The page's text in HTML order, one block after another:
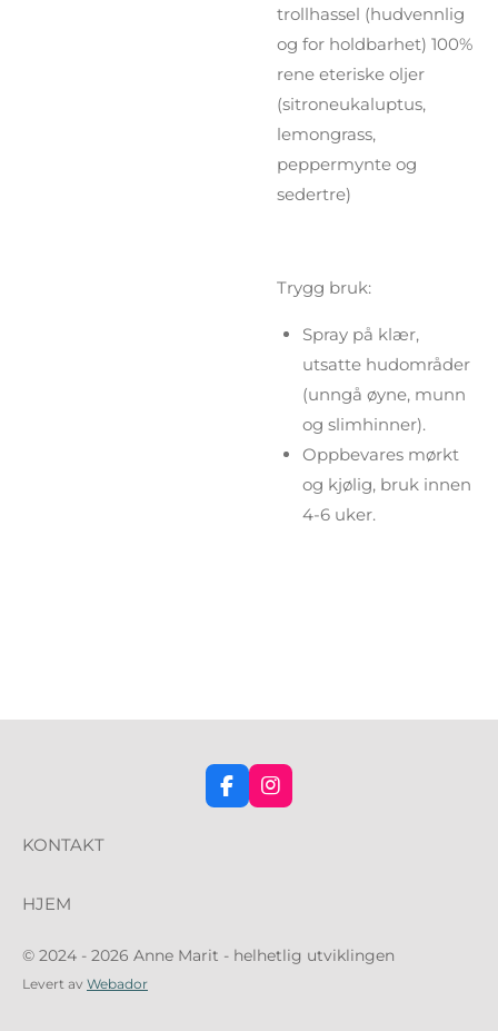
trollhassel (hudvennlig
og for holdbarhet) 100%
rene eteriske oljer
(sitroneukaluptus,
lemongrass,
peppermynte og
sedertre)
Trygg bruk:
Spray på klær,
utsatte hudområder
(unngå øyne, munn
og slimhinner).
Oppbevares mørkt
og kjølig, bruk innen
4-6 uker.
F
a
I
n
m
KONTAKT
HJEM
© 2024 - 2026 Anne Marit - helhetlig utviklingen
Levert av Webador